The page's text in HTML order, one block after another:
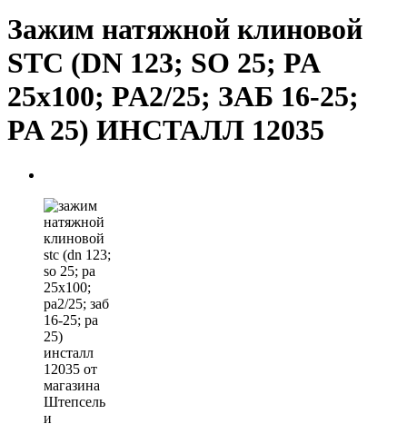
Зажим натяжной клиновой
STC (DN 123; SO 25; PA
25х100; PA2/25; ЗАБ 16-25;
PA 25) ИНСТАЛЛ 12035